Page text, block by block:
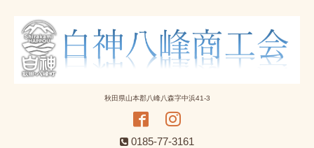
秋田県山本郡八峰八森字中浜41-3
0185-77-3161